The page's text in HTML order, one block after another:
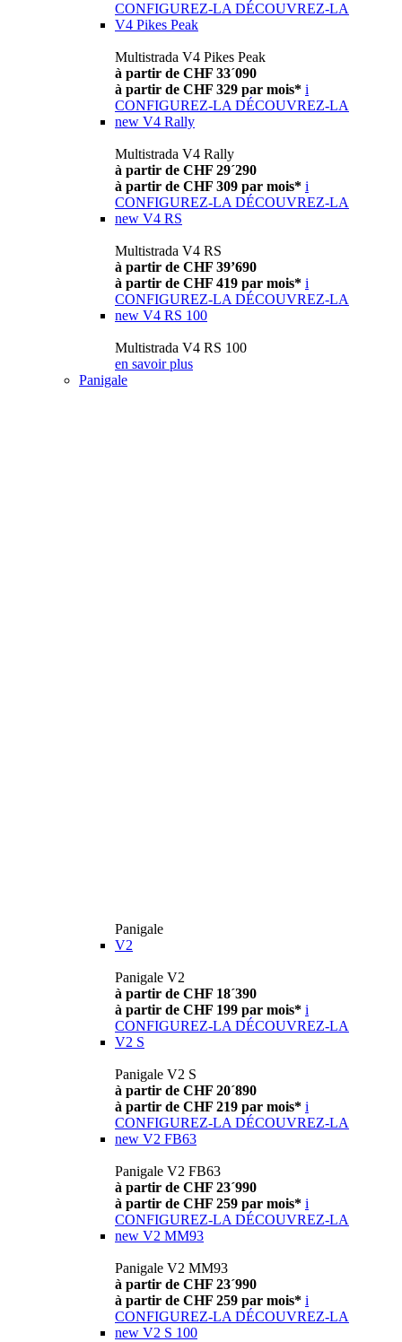
CONFIGUREZ-LA DÉCOUVREZ-LA
V4 Pikes Peak
Multistrada V4 Pikes Peak
à partir de CHF 33´090
à partir de CHF 329 par mois* i
CONFIGUREZ-LA DÉCOUVREZ-LA
new V4 Rally
Multistrada V4 Rally
à partir de CHF 29´290
à partir de CHF 309 par mois* i
CONFIGUREZ-LA DÉCOUVREZ-LA
new V4 RS
Multistrada V4 RS
à partir de CHF 39’690
à partir de CHF 419 par mois* i
CONFIGUREZ-LA DÉCOUVREZ-LA
new V4 RS 100
Multistrada V4 RS 100
en savoir plus
Panigale
Panigale
V2
Panigale V2
à partir de CHF 18´390
à partir de CHF 199 par mois* i
CONFIGUREZ-LA DÉCOUVREZ-LA
V2 S
Panigale V2 S
à partir de CHF 20´890
à partir de CHF 219 par mois* i
CONFIGUREZ-LA DÉCOUVREZ-LA
new V2 FB63
Panigale V2 FB63
à partir de CHF 23´990
à partir de CHF 259 par mois* i
CONFIGUREZ-LA DÉCOUVREZ-LA
new V2 MM93
Panigale V2 MM93
à partir de CHF 23´990
à partir de CHF 259 par mois* i
CONFIGUREZ-LA DÉCOUVREZ-LA
new V2 S 100